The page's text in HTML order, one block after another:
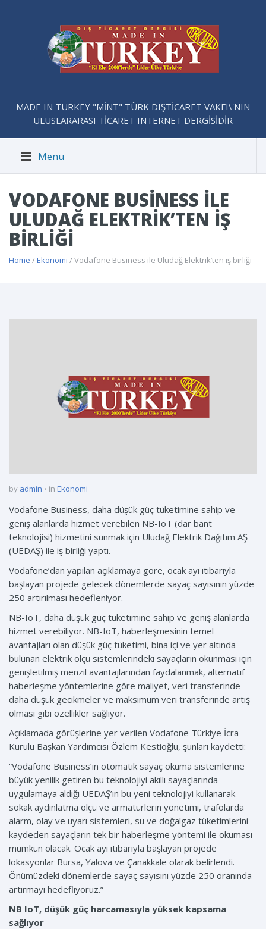
MADE IN TURKEY "MİNT" TÜRK DIŞTİCARET VAKFI\'NIN
ULUSLARARASI TİCARET INTERNET DERGİSİDİR
Menu
VODAFONE BUSINESS ILE
ULUDAĞ ELEKTRIK’TEN IŞ
BIRLIĞI
Home /Ekonomi / Vodafone Business ile Uludağ Elektrik’ten iş birliği
by admin in Ekonomi
Vodafone Business, daha düşük güç tüketimine sahip ve
geniş alanlarda hizmet verebilen NB-IoT (dar bant
teknolojisi) hizmetini sunmak için Uludağ Elektrik Dağıtım AŞ
(UEDAŞ) ile iş birliği yaptı.
Vodafone’dan yapılan açıklamaya göre, ocak ayı itibarıyla
başlayan projede gelecek dönemlerde sayaç sayısının yüzde
250 artırılması hedefleniyor.
NB-IoT, daha düşük güç tüketimine sahip ve geniş alanlarda
hizmet verebiliyor. NB-IoT, haberleşmesinin temel
avantajları olan düşük güç tüketimi, bina içi ve yer altında
bulunan elektrik ölçü sistemlerindeki sayaçların okunması için
genişletilmiş menzil avantajlarından faydalanmak, alternatif
haberleşme yöntemlerine göre maliyet, veri transferinde
daha düşük gecikmeler ve maksimum veri transferinde artış
olması gibi özellikler sağlıyor.
Açıklamada görüşlerine yer verilen Vodafone Türkiye İcra
Kurulu Başkan Yardımcısı Özlem Kestioğlu, şunları kaydetti:
“Vodafone Business’ın otomatik sayaç okuma sistemlerine
büyük yenilik getiren bu teknolojiyi akıllı sayaçlarında
uygulamaya aldığı UEDAŞ’ın bu yeni teknolojiyi kullanarak
sokak aydınlatma ölçü ve armatürlerin yönetimi, trafolarda
alarm, olay ve uyarı sistemleri, su ve doğalgaz tüketimlerini
kaydeden sayaçların tek bir haberleşme yöntemi ile okuması
mümkün olacak. Ocak ayı itibarıyla başlayan projede
lokasyonlar Bursa, Yalova ve Çanakkale olarak belirlendi.
Önümüzdeki dönemlerde sayaç sayısını yüzde 250 oranında
artırmayı hedefliyoruz.”
NB IoT, düşük güç harcamasıyla yüksek kapsama
sağlıyor